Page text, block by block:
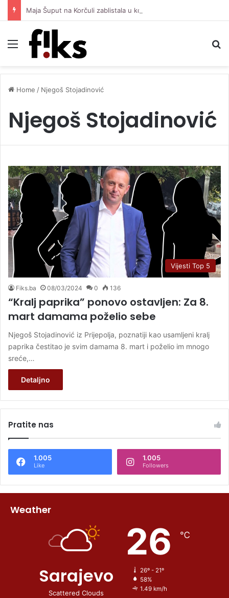
Menu
Home / Njegoš Stojadinović
Njegoš Stojadinović
Vijesti Top 5
Fiks.ba 08/03/2024 0 136
“Kralj paprika” ponovo ostavljen: Za 8.
mart damama poželio sebe
Njegoš Stojadinović iz Prijepolja, poznatiji kao usamljeni kralj
paprika čestitao je svim damama 8. mart i poželio im mnogo
sreće,…
Detaljno
Pratite nas
1.005
Like
1.005
Followers
Weather
Sarajevo
Scattered Clouds
26 ℃
26º - 21º
58%
1.49 km/h